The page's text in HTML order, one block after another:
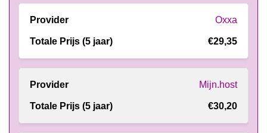
Oxxa
€29,35
Mijn.host
€30,20